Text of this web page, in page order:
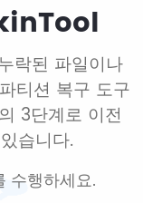
락된 파일이나
티션 복구 도구
3단계로 이전
습니다.
수행하세요.